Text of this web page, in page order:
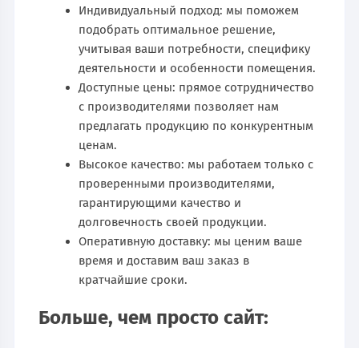
Индивидуальный подход: мы поможем
подобрать оптимальное решение,
учитывая ваши потребности, специфику
деятельности и особенности помещения.
Доступные цены: прямое сотрудничество
с производителями позволяет нам
предлагать продукцию по конкурентным
ценам.
Высокое качество: мы работаем только с
проверенными производителями,
гарантирующими качество и
долговечность своей продукции.
Оперативную доставку: мы ценим ваше
время и доставим ваш заказ в
кратчайшие сроки.
Больше, чем просто сайт: